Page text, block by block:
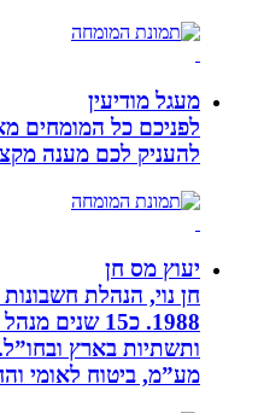
מעגל מודיעין
לפניכם כל המומחים מאזור
להעניק לכם מענה מקצועי
יעוץ מס חן
חן נוי, הנהלת חשבונות
1988. כ15 שנים
ותשתיות בארץ ובחו”ל.
מע”מ, ביטוח לאומי והחזרי